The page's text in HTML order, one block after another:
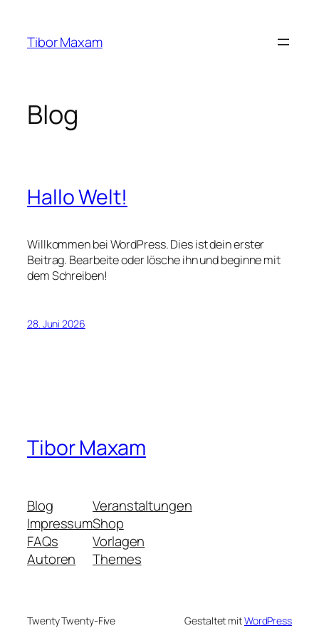
springen
Tibor Maxam
Blog
Hallo Welt!
Willkommen bei WordPress. Dies ist dein erster
Beitrag. Bearbeite oder lösche ihn und beginne mit
dem Schreiben!
28. Juni 2026
Tibor Maxam
Blog
Impressum
FAQs
Autoren
Veranstaltungen
Shop
Vorlagen
Themes
Twenty Twenty-Five Gestaltet mitWordPress